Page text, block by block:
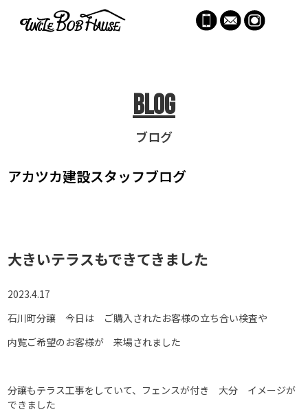
Blog
ブログ
アカツカ建設スタッフブログ
大きいテラスもできてきました
2023.4.17
石川町分譲 今日は ご購入されたお客様の立ち合い検査や
内覧ご希望のお客様が 来場されました
分譲もテラス工事をしていて、フェンスが付き 大分 イメージが
できました